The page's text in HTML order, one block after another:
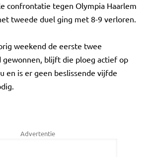
confrontatie tegen Olympia Haarlem
tweede duel ging met 8-9 verloren.
weekend de eerste twee
gewonnen, blijft die ploeg actief op
en is er geen beslissende vijfde
Advertentie